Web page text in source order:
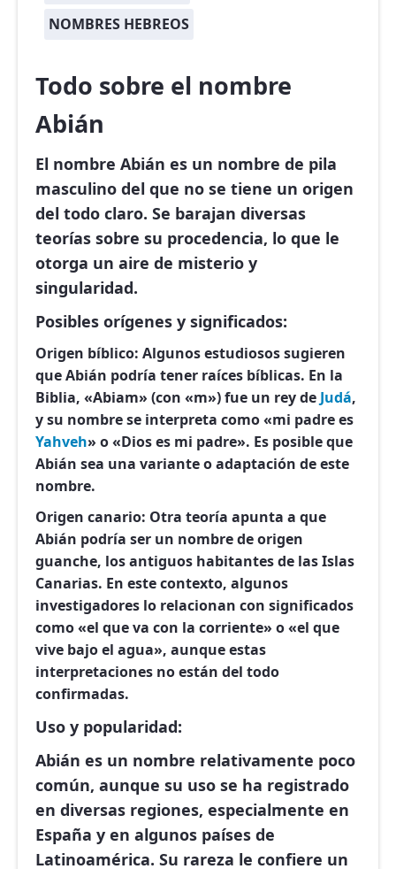
NOMBRES HEBREOS
Todo sobre el nombre
Abián
El nombre Abián es un nombre de pila
masculino del que no se tiene un origen
del todo claro. Se barajan diversas
teorías sobre su procedencia, lo que le
otorga un aire de misterio y
singularidad.
Posibles orígenes y significados:
Origen bíblico: Algunos estudiosos sugieren
que Abián podría tener raíces bíblicas. En la
Biblia, «Abiam» (con «m») fue un rey de Judá,
y su nombre se interpreta como «mi padre es
Yahveh» o «Dios es mi padre». Es posible que
Abián sea una variante o adaptación de este
nombre.
Origen canario: Otra teoría apunta a que
Abián podría ser un nombre de origen
guanche, los antiguos habitantes de las Islas
Canarias. En este contexto, algunos
investigadores lo relacionan con significados
como «el que va con la corriente» o «el que
vive bajo el agua», aunque estas
interpretaciones no están del todo
confirmadas.
Uso y popularidad:
Abián es un nombre relativamente poco
común, aunque su uso se ha registrado
en diversas regiones, especialmente en
España y en algunos países de
Latinoamérica. Su rareza le confiere un